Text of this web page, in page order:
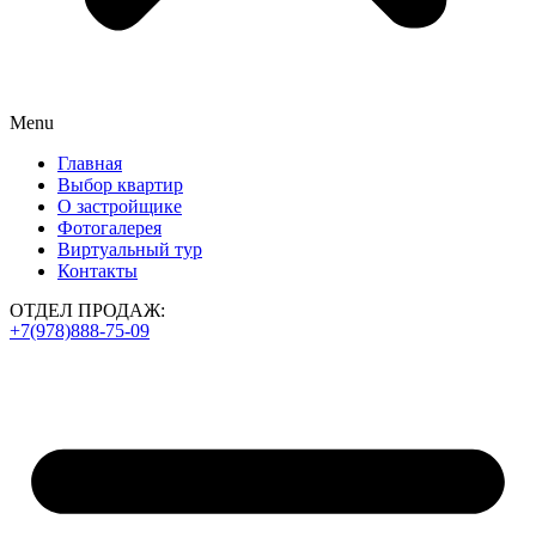
Menu
Главная
Выбор квартир
О застройщике
Фотогалерея
Виртуальный тур
Контакты
ОТДЕЛ ПРОДАЖ:
+7(978)888-75-09